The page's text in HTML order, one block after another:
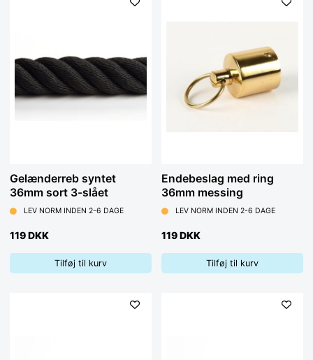
Gelænderreb syntet
36mm sort 3-slået
LEV NORM INDEN 2-6 DAGE
119 DKK
Tilføj til kurv
Endebeslag med ring
36mm messing
LEV NORM INDEN 2-6 DAGE
119 DKK
Tilføj til kurv